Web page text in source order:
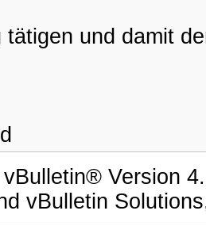
tätigen und damit
Version
vBulletin